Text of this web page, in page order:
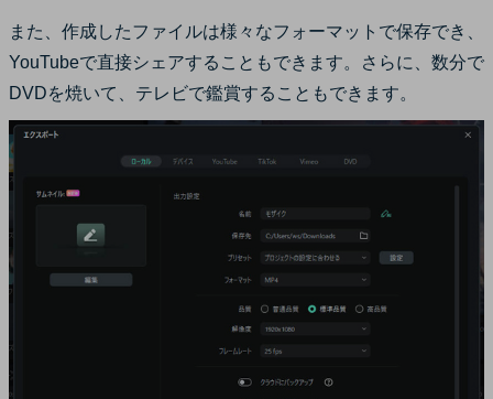
また、作成したファイルは様々なフォーマットで保存でき、
YouTubeで直接シェアすることもできます。さらに、数分で
DVDを焼いて、テレビで鑑賞することもできます。